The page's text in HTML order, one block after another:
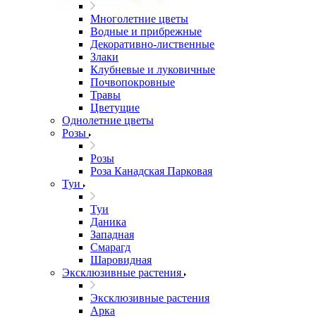
Многолетние цветы
Водные и прибрежные
Декоративно-лиственные
Злаки
Клубневые и луковичные
Почвопокровные
Травы
Цветущие
Однолетние цветы
Розы
Розы
Роза Канадская Парковая
Туи
Туи
Даника
Западная
Смарагд
Шаровидная
Эксклюзивные растения
Эксклюзивные растения
Арка